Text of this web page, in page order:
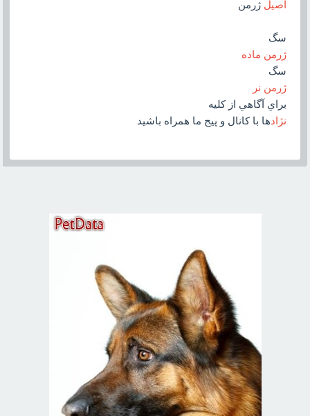
اصيل ژرمن
سگ
ژرمن ماده
سگ
ژرمن نر
براي آگاهي از کليه
نژادها با کانال و پيج ما همراه باشيد